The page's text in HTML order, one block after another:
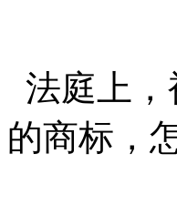
法庭上，
的商标，